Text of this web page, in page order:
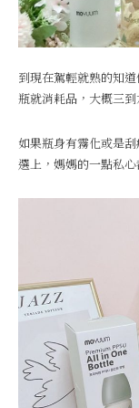
到現在駕輕就熟的知
瓶就消耗品，大概三
如果瓶身有霧化或是
選上，媽媽的一點私